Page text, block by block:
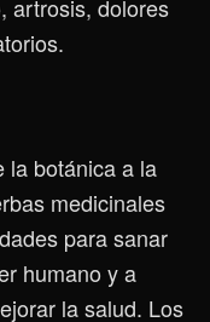
artrosis, dolores
la botánica a la
medicinales
para sanar
humano y a
la salud. Los